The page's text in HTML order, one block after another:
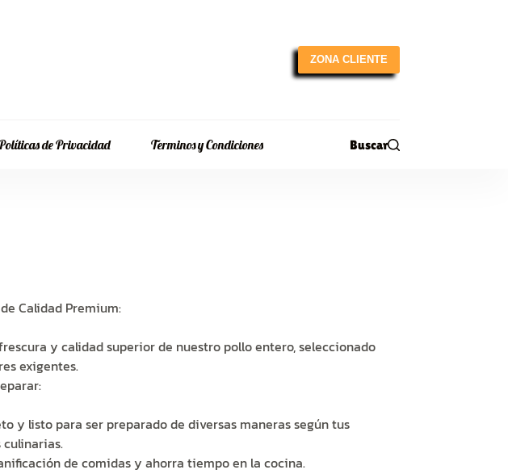
ZONA CLIENTE
de Privacidad Terminos y Condiciones Buscar
Calidad Premium:
y calidad superior de nuestro pollo entero, seleccionado
exigentes.
y listo para ser preparado de diversas maneras según tus
de comidas y ahorra tiempo en la cocina.